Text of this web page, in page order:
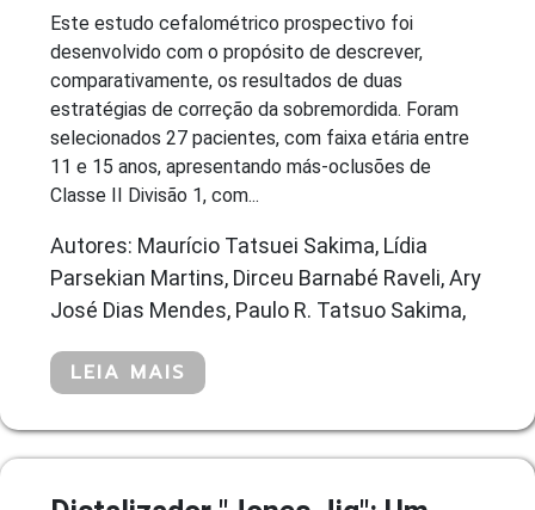
Este estudo cefalométrico prospectivo foi
desenvolvido com o propósito de descrever,
comparativamente, os resultados de duas
estratégias de correção da sobremordida. Foram
selecionados 27 pacientes, com faixa etária entre
11 e 15 anos, apresentando más-oclusões de
Classe II Divisão 1, com...
Autores: Maurício Tatsuei Sakima, Lídia
Parsekian Martins, Dirceu Barnabé Raveli, Ary
José Dias Mendes, Paulo R. Tatsuo Sakima,
LEIA MAIS